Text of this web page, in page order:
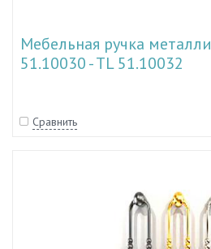
Мебельная ручка
51.10030 - TL 51.10032
Сравнить